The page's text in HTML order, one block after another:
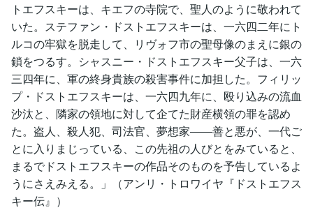
トエフスキーは、キエフの寺院で、聖人のように敬われて
いた。ステファン・ドストエフスキーは、一六四二年にト
ルコの牢獄を脱走して、リヴォフ市の聖母像のまえに銀の
鎖をつるす。シャスニー・ドストエフスキー父子は、一六
三四年に、軍の終身貴族の殺害事件に加担した。フィリッ
プ・ドストエフスキーは、一六四九年に、殴り込みの流血
沙汰と、隣家の領地に対して企てた財産横領の罪を認め
た。盗人、殺人犯、司法官、夢想家――善と悪が、一代ご
とに入りまじっている、この先祖の人びとをみていると、
まるでドストエフスキーの作品そのものを予告しているよ
うにさえみえる。」（アンリ・トロワイヤ『ドストエフス
キー伝』）